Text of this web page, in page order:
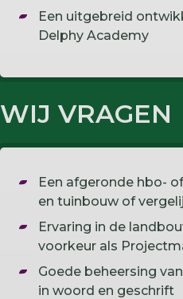
Een uitgebreid
Delphy Academy
WIJ VRAGEN
Een afgeronde hbo-
en tuinbouw of
Ervaring in de
voorkeur als
Goede beheersing
in woord en geschrift